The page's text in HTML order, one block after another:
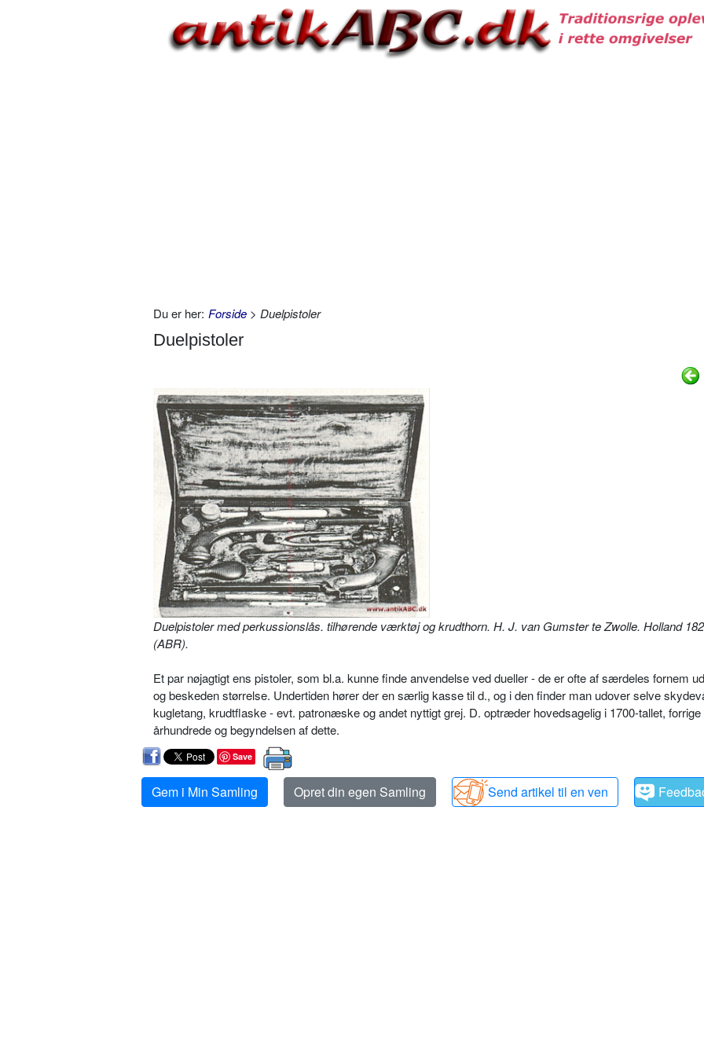
Du er her: Forside > Duelpistoler
Duelpistoler
Duelpistoler med perkussionslås. tilhørende værk­tøj og krudthorn. H. J. van Gumster te Zwolle. Holland
(ABR).
Et par nøjagtigt ens pistoler, som bl.a. kunne finde anvendelse ved dueller - de er ofte af særdeles fornem
og beskeden størrelse. Undertiden hører der en særlig kasse til d., og i den finder man udover selve
kugletang, krudtflaske - evt. patronæske og andet nyttigt grej. D. optræder hovedsagelig i 1700-tallet, forrige
århundrede og begyndelsen af dette.
Save
Gem i Min Samling Opret din egen Samling Send artikel til en ven